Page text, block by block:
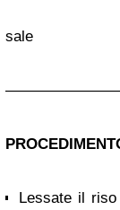
sale
Lessate il riso